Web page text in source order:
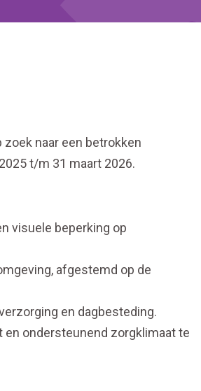
naar een betrokken
t/m 31 maart 2026.
visuele beperking op
afgestemd op de
en dagbesteding.
en ondersteunend zorgklimaat te